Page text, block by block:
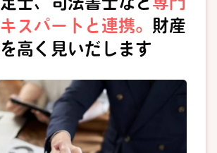
スパートと連携。 財産
高く見いだします